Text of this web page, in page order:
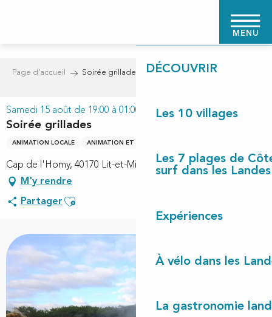
MENU
PAGE D'ACCUEIL
DÉCOUVRIR
Les 10 villages
Les 7 plages de
surf dans les Landes
Expériences
À vélo dans les
La gastronomie
Page d’accueil Soirée grillades
Samedi 15 août de 19:00 à 01:00
Soirée grillades
ANIMATION LOCALE ANIMATION ET FÊTE LOCALE
Cap de l'Homy, 40170 Lit-et-Mixe
M'y rendre
Partager Ajouter aux favoris